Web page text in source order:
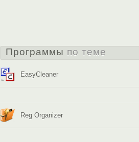
Программы по теме
EasyCleaner
Reg Organizer